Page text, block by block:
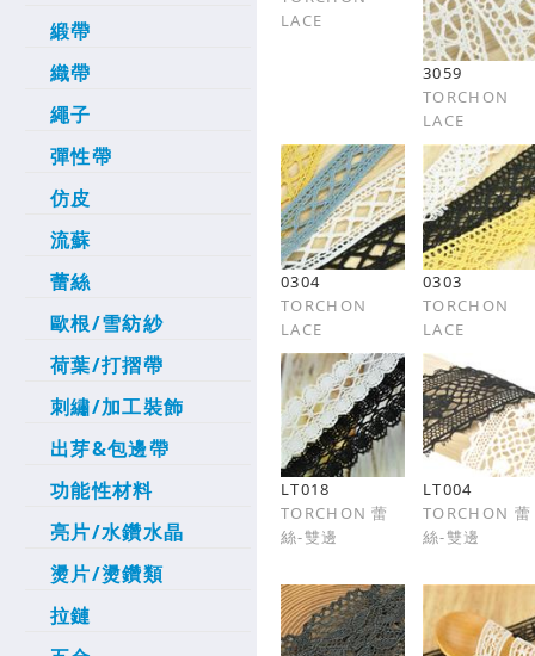
緞帶
織帶
繩子
彈性帶
仿皮
流蘇
蕾絲
歐根/雪紡紗
荷葉/打摺帶
刺繡/加工裝飾
出芽&包邊帶
功能性材料
亮片/水鑽水晶
燙片/燙鑽類
拉鏈
LACE
3059
TORCHON
LACE
0304
TORCHON
LACE
0303
TORCHON
LACE
LT018
TORCHON 蕾
絲-雙邊
LT004
TORCHON 蕾
絲-雙邊